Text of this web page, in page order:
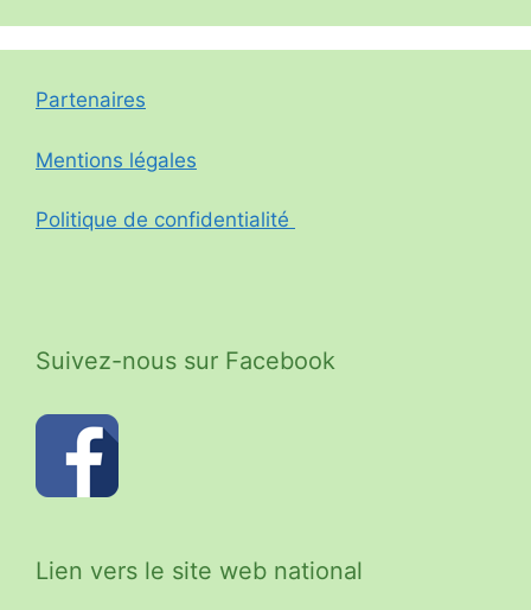
Partenaires
Mentions légales
Politique de confidentialité
Suivez-nous sur Facebook
Lien vers le site web national